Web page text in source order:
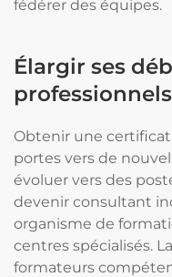
fédérer des équipes.
Élargir ses
professionnels
Obtenir une
portes vers de
évoluer vers des
devenir consultant
organisme de
centres spécialisés.
formateurs